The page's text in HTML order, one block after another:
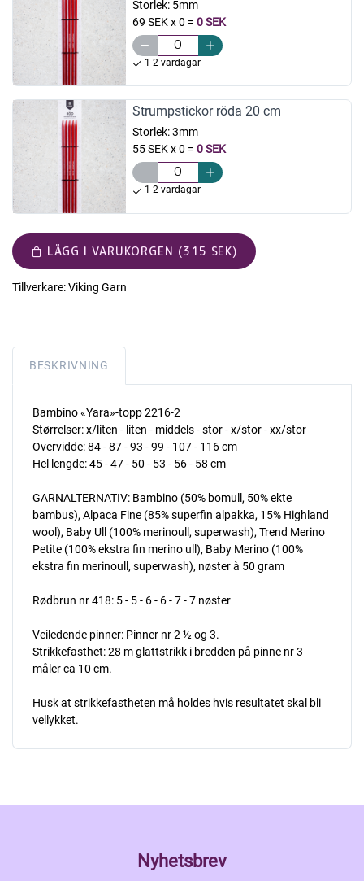
Storlek: 5mm
69 SEK x 0 = 0 SEK
1-2 vardagar
Strumpstickor röda 20 cm
Storlek:3mm
55 SEK x 0 = 0 SEK
1-2 vardagar
LÄGG I VARUKORGEN (315 SEK)
Tillverkare:Viking Garn
BESKRIVNING
Bambino «Yara»-topp 2216-2
Størrelser: x/liten - liten - middels - stor - x/stor - xx/stor
Overvidde: 84 - 87 - 93 - 99 - 107 - 116 cm
Hel lengde: 45 - 47 - 50 - 53 - 56 - 58 cm
GARNALTERNATIV: Bambino (50% bomull, 50% ekte
bambus), Alpaca Fine (85% superfin alpakka, 15% Highland
wool), Baby Ull (100% merinoull, superwash), Trend Merino
Petite (100% ekstra fin merino ull), Baby Merino (100%
ekstra fin merinoull, superwash), nøster à 50 gram
Rødbrun nr 418: 5 - 5 - 6 - 6 - 7 - 7 nøster
Veiledende pinner: Pinner nr 2 ½ og 3.
Strikkefasthet: 28 m glattstrikk i bredden på pinne nr 3
måler ca 10 cm.
Husk at strikkefastheten må holdes hvis resultatet skal bli
vellykket.
Nyhetsbrev